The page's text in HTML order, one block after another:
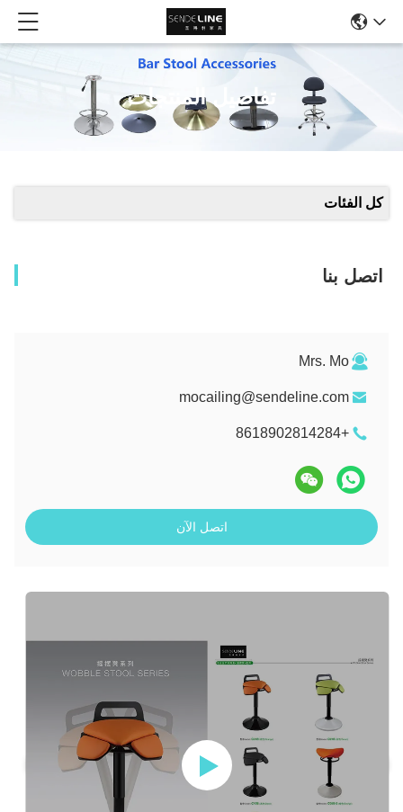
تفاصيل المنتجات
كل الفئات
اتصل بنا
Mrs. Mo
mocailing@sendeline.com
+8618902814284
اتصل الآن